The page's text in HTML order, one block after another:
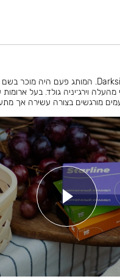
וירג׳יניה גולד. בעל ארומות
מורגשים בצורה עשירה אך